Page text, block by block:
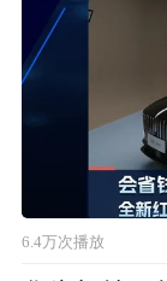
6.4万次播放